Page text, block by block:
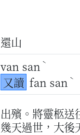
還山
van san ˋ
又讀 fan san ˋ
出殯。將靈柩送
幾天過世，大後